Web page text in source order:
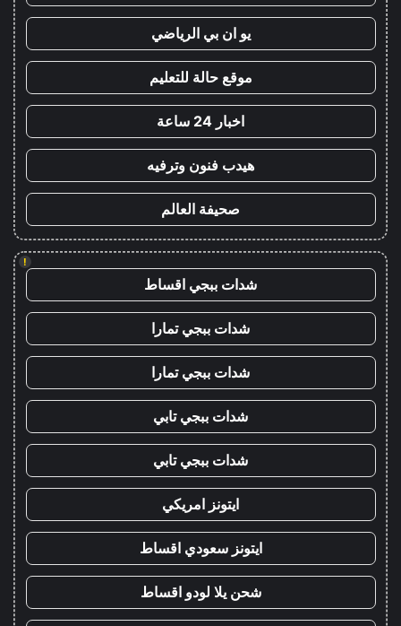
يو ان بي الرياضي
موقع حالة للتعليم
اخبار 24 ساعة
هيدب فنون وترفيه
صحيفة العالم
!
شدات ببجي اقساط
شدات ببجي تمارا
شدات ببجي تمارا
شدات ببجي تابي
شدات ببجي تابي
ايتونز امريكي
ايتونز سعودي اقساط
شحن يلا لودو اقساط